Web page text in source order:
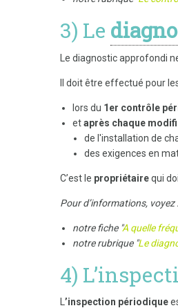
3) Le
Le diagnostic approfondi
Il doit être effectué pour
lors du 1er contrôle
etaprès chaque
de l'installation de
des exigences en
C’est le propriétairequi
Pour d’informations, voyez
notre fiche "A quelle
notre rubrique "Le
4)
’inspection périodique